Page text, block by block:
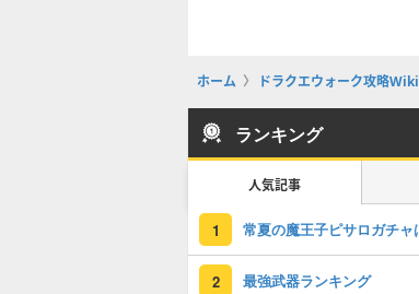
ホーム ドラクエウォーク攻略Wiki
ランキング
人気記事
1
2 最強武器ランキング